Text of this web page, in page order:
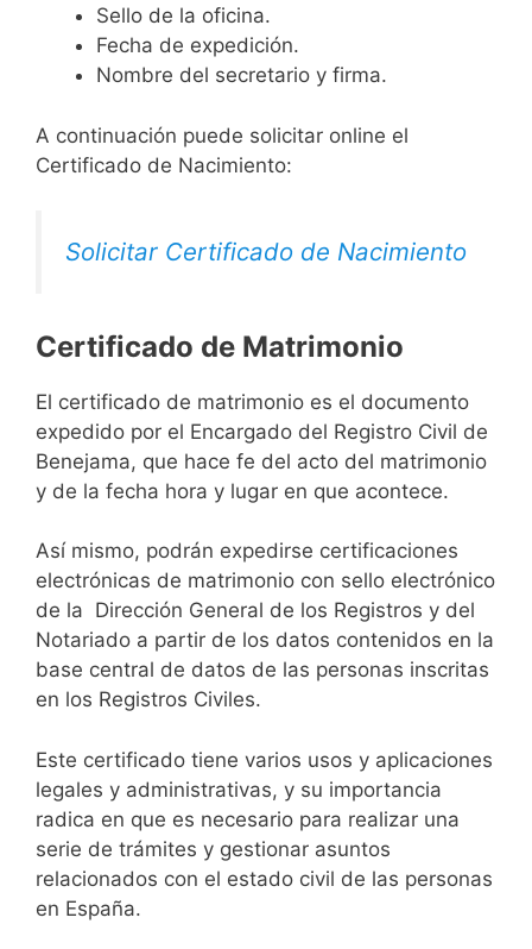
Sello de la oficina.
Fecha de expedición.
Nombre del secretario y firma.
A continuación puede solicitar online el
Certificado de Nacimiento:
Solicitar Certificado de Nacimiento
Certificado de Matrimonio
El certificado de matrimonio es el documento
expedido por el Encargado del Registro Civil de
Benejama, que hace fe del acto del matrimonio
y de la fecha hora y lugar en que acontece.
Así mismo, podrán expedirse certificaciones
electrónicas de matrimonio con sello electrónico
de la Dirección General de los Registros y del
Notariado a partir de los datos contenidos en la
base central de datos de las personas inscritas
en los Registros Civiles.
Este certificado tiene varios usos y aplicaciones
legales y administrativas, y su importancia
radica en que es necesario para realizar una
serie de trámites y gestionar asuntos
relacionados con el estado civil de las personas
en España.